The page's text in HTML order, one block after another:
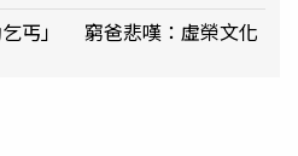
乞丐」 窮爸悲嘆：虛榮文化